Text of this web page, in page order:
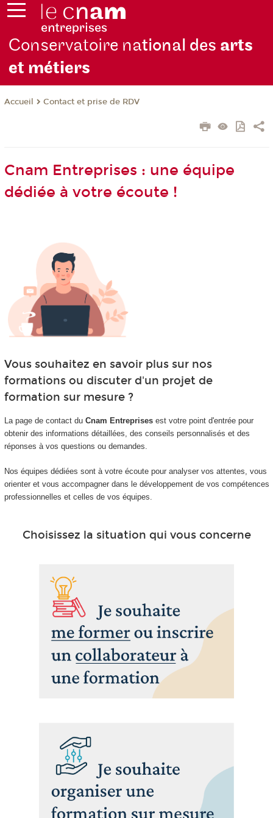
Conservatoire national des arts
et métiers
Accueil Contact et prise de RDV
Cnam Entreprises : une équipe
dédiée à votre écoute !
Vous souhaitez en savoir plus sur nos
formations ou discuter d'un projet de
formation sur mesure ?
La page de contact du Cnam Entreprisesest votre point d'entrée pour
obtenir des informations détaillées, des conseils personnalisés et des
réponses à vos questions ou demandes.
Nos équipes dédiées sont à votre écoute pour analyser vos attentes, vous
orienter et vous accompagner dans le développement de vos compétences
professionnelles et celles de vos équipes.
Choisissez la situation qui vous concerne